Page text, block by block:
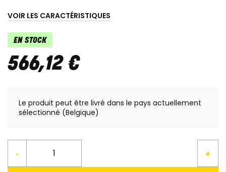
VOIR LES CARACTÉRISTIQUES
EN STOCK
566,12 €
Le produit peut être livré dans le pays actuellement
sélectionné (Belgique)
- +